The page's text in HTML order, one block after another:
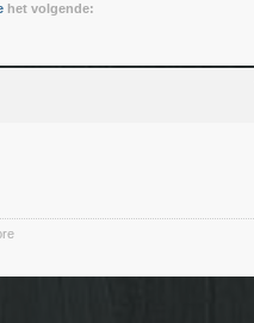
het volgende: